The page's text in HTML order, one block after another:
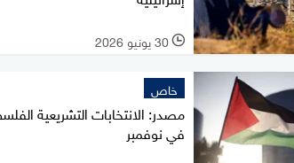
l 30 يونيو 2026
خاص
مصدر: الانتخابات التشريعية
في نوفمبر